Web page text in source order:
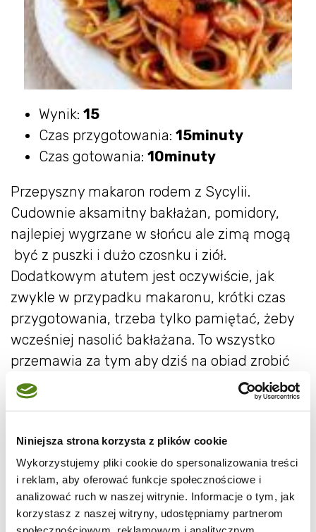
Niniejsza strona korzysta z plików cookie
Wykorzystujemy pliki cookie do spersonalizowania treści
i reklam, aby oferować funkcje społecznościowe i
analizować ruch w naszej witrynie. Informacje o tym, jak
korzystasz z naszej witryny, udostępniamy partnerom
Wynik: 15
Czas przygotowania: 15minuty
Czas gotowania: 10minuty
Przepyszny makaron rodem z Sycylii.
Cudownie aksamitny bakłażan, pomidory,
najlepiej wygrzane w słońcu ale zimą mogą
być z puszki i dużo czosnku i ziół.
Dodatkowym atutem jest oczywiście, jak
zwykle w przypadku makaronu, krótki czas
przygotowania, trzeba tylko pamiętać, żeby
wcześniej nasolić bakłażana. To wszystko
przemawia za tym aby dziś na obiad zrobić
pastę alla Norma:)
No dobrze, może jutro, bo dzisiaj pewnie rosół
w większości domów:)
Składniki
bakłażan- 1 szt.